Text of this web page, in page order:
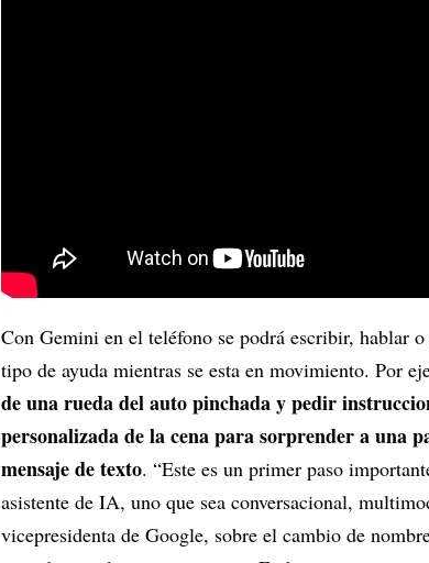
Con Gemini en el teléfono se podrá escribir, hablar
tipo de ayuda mientras se esta en movimiento. Por
de una rueda del auto pinchada y pedir
personalizada de la cena para sorprender a una
mensaje de texto. “Este es un primer paso
asistente de IA, uno que sea conversacional,
vicepresidenta de Google, sobre el cambio de